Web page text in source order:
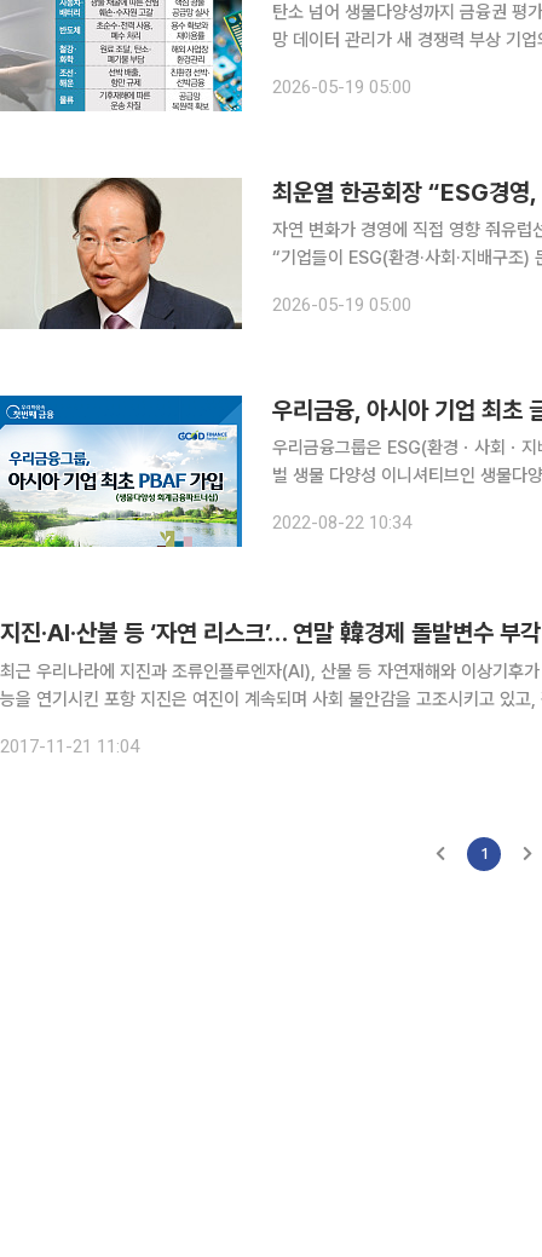
탄소 넘어 생물다양성까지 금융권 평
망 데이터 관리가 새 경쟁력 부상 기업의 자연 훼손 여부가 투자와 대출, 보험 조건을 좌우하는 변수
영향을 미치는지가 금융권의 리스크
2026-05-19 05:00
자연 변화가 경영에 직접 영향 줘유
“기업들이 ESG(환경·사회·지배구조
등 모든 이해관계자에게 영향을 미치
2026-05-19 05:00
우리금융, 아시아 기업 최초
우리금융그룹은 ESG(환경ㆍ사회ㆍ
벌 생물 다양성 이니셔티브인 생물다
측정·공개하도록 표준을 제공하는
2022-08-22 10:34
지진·AI·산불 등 ‘자연 리스크’… 연말 韓경제 돌발변수 부각
최근 우리나라에 지진과 조류인플루엔자(AI), 산불 등 자연재해와 이상기후
능을 연기시킨 포항 지진은 여진이 계속되며 사회 불안감을 고조시키고 있
2017-11-21 11:04
1